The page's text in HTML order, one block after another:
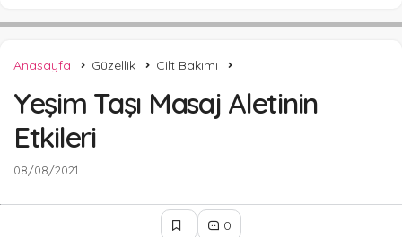
Anasayfa Güzellik Cilt Bakımı
Yeşim Taşı Masaj Aletinin
Etkileri
08/08/2021
0